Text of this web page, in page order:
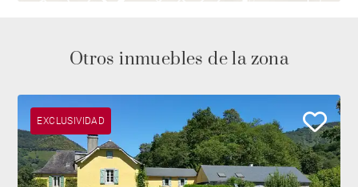
Otros inmuebles de la zona
EXCLUSIVIDAD